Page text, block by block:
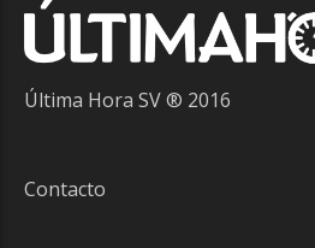
Última Hora SV ® 2016
Contacto